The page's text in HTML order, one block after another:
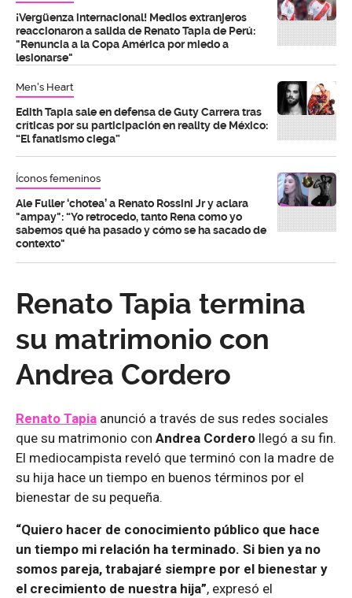
¡Vergüenza internacional! Medios extranjeros
reaccionaron a salida de Renato Tapia de Perú:
"Renuncia a la Copa América por miedo a
lesionarse"
Men's Heart
Edith Tapia sale en defensa de Guty Carrera tras
críticas por su participación en reality de México:
“El fanatismo ciega”
Íconos femeninos
Ale Fuller ‘chotea’ a Renato Rossini Jr y aclara
"ampay": “Yo retrocedo, tanto Rena como yo
sabemos qué ha pasado y cómo se ha sacado de
contexto"
Renato Tapia termina
su matrimonio con
Andrea Cordero
Renato Tapia anunció a través de sus redes sociales
que su matrimonio con Andrea Cordero llegó a su fin.
El mediocampista reveló que terminó con la madre de
su hija hace un tiempo en buenos términos por el
bienestar de su pequeña.
“Quiero hacer de conocimiento público que hace
un tiempo mi relación ha terminado. Si bien ya no
somos pareja, trabajaré siempre por el bienestar y
el crecimiento de nuestra hija”, expresó el